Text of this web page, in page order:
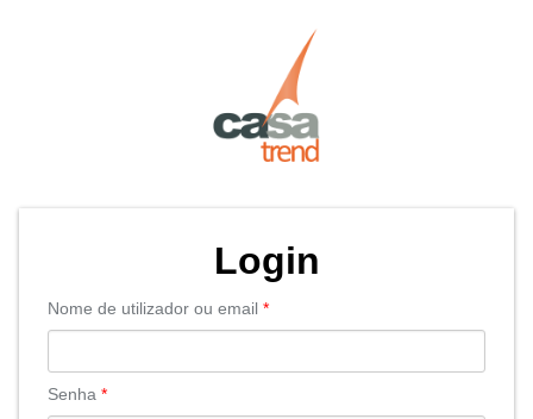
Login
Nome de utilizador ou email *
Senha *